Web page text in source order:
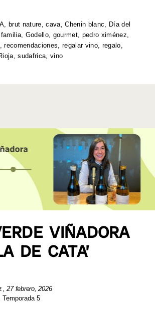
o
o
k
n
n
k
, brut nature,cava,Chenin blanc, Día del
familia, Godello, gourmet, pedro ximénez,
,recomendaciones, regalar vino, regalo,
,sudafrica, vino
VIÑADORA
DE CATA’
,27 febrero, 2026
Temporada 5